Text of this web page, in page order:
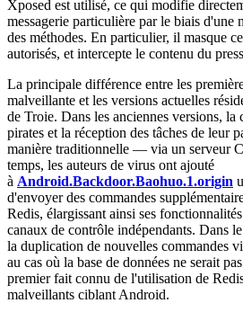
Xposed est utilisé, ce qui modifie
messagerie particulière par le biais
des méthodes. En particulier, il masque
autorisés, et intercepte le contenu du
La principale différence entre les
malveillante et les versions actuelles
de Troie. Dans les anciennes versions, la
pirates et la réception des tâches de leur
manière traditionnelle — via un serveur
temps, les auteurs de virus ont ajouté
à Android.Backdoor.Baohuo.1.origin
d'envoyer des commandes
Redis, élargissant ainsi ses
canaux de contrôle indépendants. Dans
la duplication de nouvelles commandes
au cas où la base de données ne serait
premier fait connu de l'utilisation de
malveillants ciblant Android.